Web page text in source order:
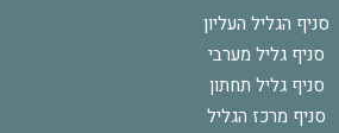
סניף הגליל העליון
סניף גליל מערבי
סניף גליל תחתון
סניף מרכז הגליל